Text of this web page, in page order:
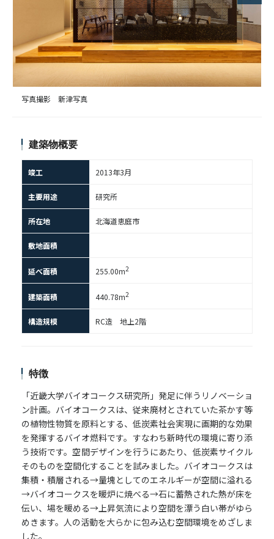
写真撮影 新津写真
建築物概要
竣工 2013年3月
主要用途 研究所
所在地 北海道恵庭市
敷地面積
延べ面積 255.00m2
建築面積 440.78m2
構造規模 RC造 地上2階
特徴
「近畿大学バイオコークス研究所」発足に伴うリノベーショ
ン計画。バイオコークスは、従来廃材とされていた茶かす等
の植物性物質を原料とする、低炭素社会実現に画期的な効果
を発揮するバイオ燃料です。すなわち新時代の環境に寄り添
う技術です。空間デザインを行うにあたり、低炭素サイクル
そのものを空間化することを試みました。バイオコークスは
集積・積層される→量塊としてのエネルギーが空間に溢れる
→バイオコークスを暖炉に焼べる→石に蓄熱された熱が床を
伝い、場を暖める→上昇気流により空間を漂う白い帯がゆら
めきます。人の活動を大らかに包み込む空間環境をめざしま
した。